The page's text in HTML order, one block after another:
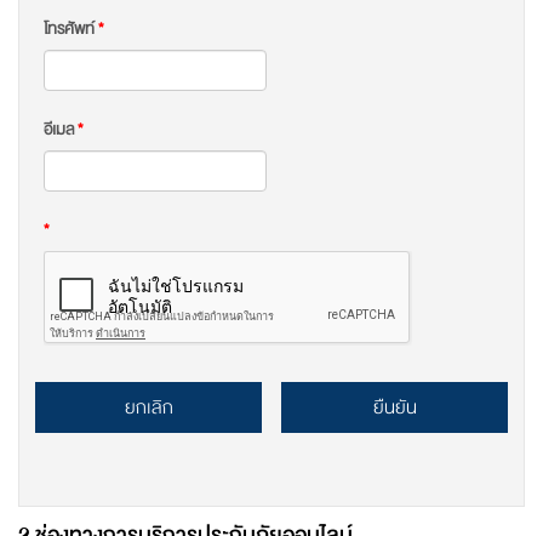
โทรศัพท์*
อีเมล*
*
ยกเลิก ยืนยัน